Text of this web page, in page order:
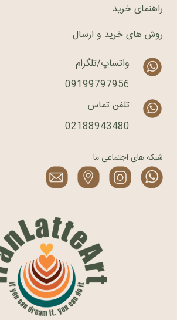
راهنمای خرید
روش های خرید و ارسال
واتساپ/تلگرام
09199797956
تلفن تماس
02188943480
شبکه های اجتماعی ما